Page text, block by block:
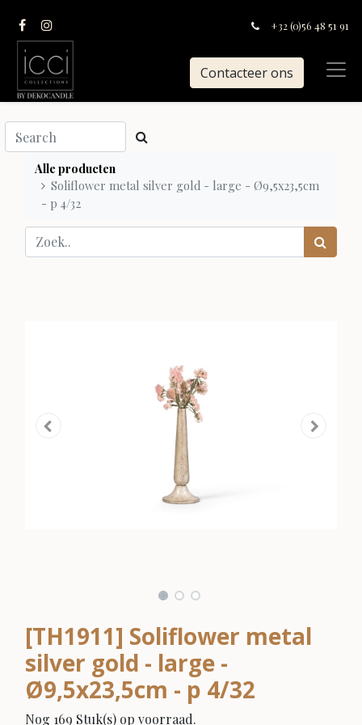
+32 (0)56 48 51 91
Contacteer ons
Alle producten
Soliflower metal silver gold - large - Ø9,5x23,5cm
- p 4/32
[TH1911] Soliflower metal
silver gold - large -
Ø9,5x23,5cm - p 4/32
Nog 169 Stuk(s) op voorraad.